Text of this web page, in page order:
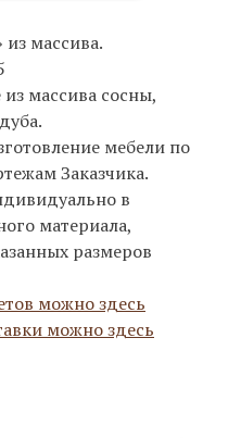
массива.
массива сосны,
мебели по
Заказчика.
в
материала,
размеров
можно здесь
можно здесь